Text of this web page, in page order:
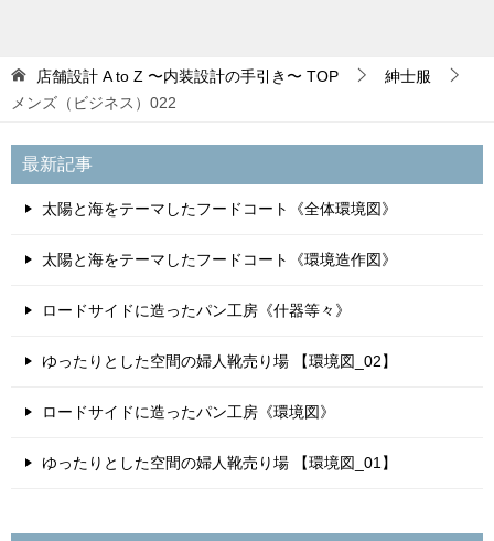
店舗設計 A to Z 〜内装設計の手引き〜 TOP
紳士服
メンズ（ビジネス）022
最新記事
太陽と海をテーマしたフードコート《全体環境図》
太陽と海をテーマしたフードコート《環境造作図》
ロードサイドに造ったパン工房《什器等々》
ゆったりとした空間の婦人靴売り場 【環境図_02】
ロードサイドに造ったパン工房《環境図》
ゆったりとした空間の婦人靴売り場 【環境図_01】